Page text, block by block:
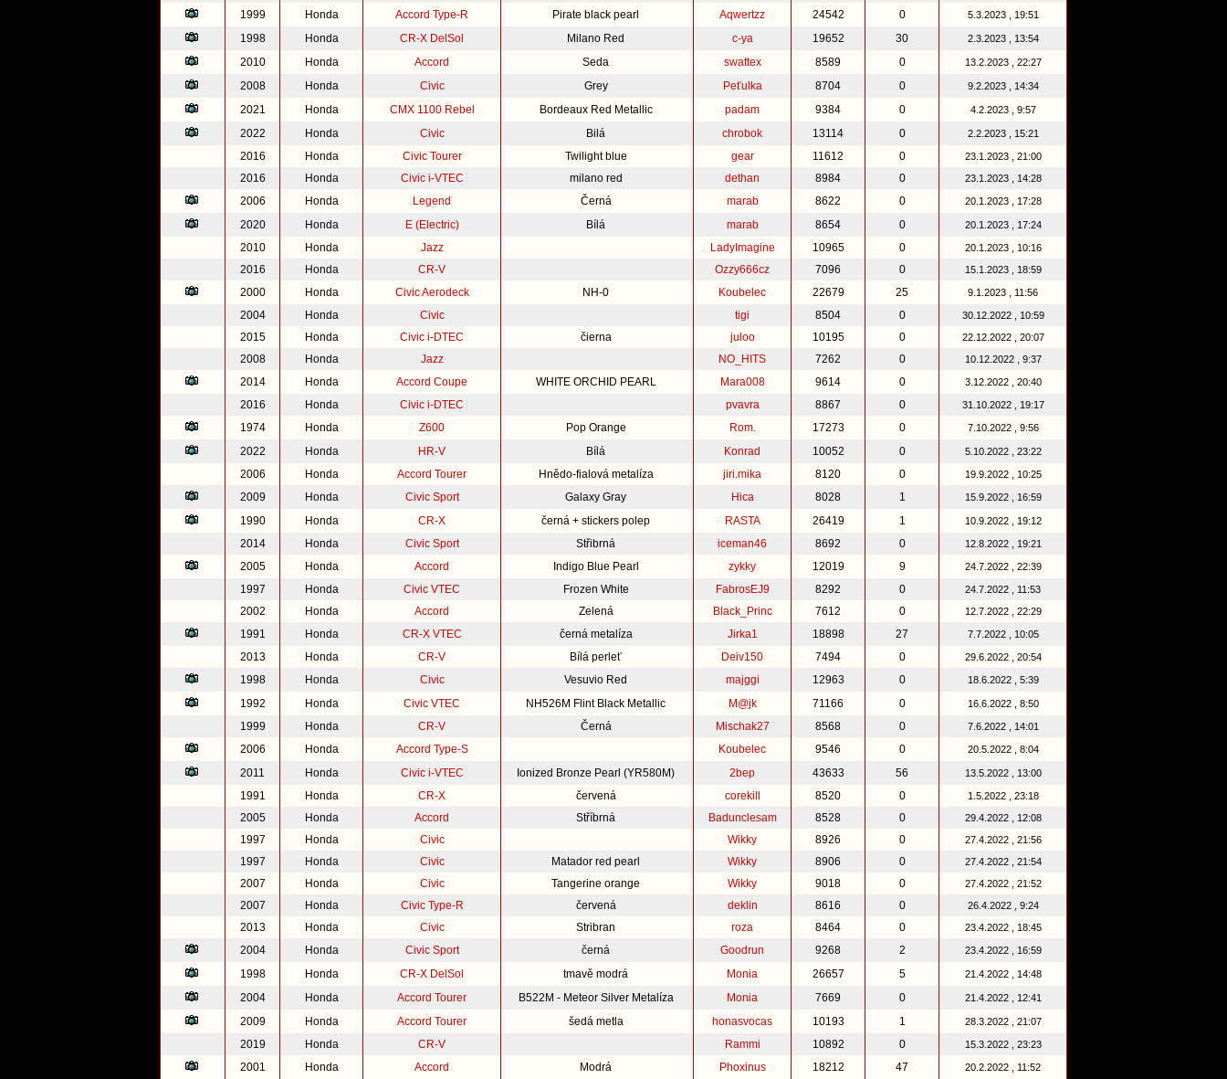
1999 Honda Accord Type-R Pirate black pearl Aqwertzz 24542 0 5.3.2023 , 19:51
1998 Honda CR-X DelSol Milano Red c-ya 19652 30 2.3.2023 , 13:54
2010 Honda Accord Seda swattex 8589 0 13.2.2023 , 22:27
2008 Honda Civic Grey Peťulka 8704 0 9.2.2023 , 14:34
2021 Honda CMX 1100 Rebel Bordeaux Red Metallic padam 9384 0 4.2.2023 , 9:57
2022 Honda Civic Bilá chrobok 13114 0 2.2.2023 , 15:21
2016 Honda Civic Tourer Twilight blue gear 11612 0 23.1.2023 , 21:00
2016 Honda Civic i-VTEC milano red dethan 8984 0 23.1.2023 , 14:28
2006 Honda Legend Černá marab 8622 0 20.1.2023 , 17:28
2020 Honda E (Electric) Bílá marab 8654 0 20.1.2023 , 17:24
2010 Honda Jazz LadyImagine 10965 0 20.1.2023 , 10:16
2016 Honda CR-V Ozzy666cz 7096 0 15.1.2023 , 18:59
2000 Honda Civic Aerodeck NH-0 Koubelec 22679 25 9.1.2023 , 11:56
2004 Honda Civic tigi 8504 0 30.12.2022 , 10:59
2015 Honda Civic i-DTEC čierna juloo 10195 0 22.12.2022 , 20:07
2008 Honda Jazz NO_HITS 7262 0 10.12.2022 , 9:37
2014 Honda Accord Coupe WHITE ORCHID PEARL Mara008 9614 0 3.12.2022 , 20:40
2016 Honda Civic i-DTEC pvavra 8867 0 31.10.2022 , 19:17
1974 Honda Z600 Pop Orange Rom. 17273 0 7.10.2022 , 9:56
2022 Honda HR-V Bílá Konrad 10052 0 5.10.2022 , 23:22
2006 Honda Accord Tourer Hnědo-fialová metalíza jiri.mika 8120 0 19.9.2022 , 10:25
2009 Honda Civic Sport Galaxy Gray Hica 8028 1 15.9.2022 , 16:59
1990 Honda CR-X černá + stickers polep RASTA 26419 1 10.9.2022 , 19:12
2014 Honda Civic Sport Střibrná iceman46 8692 0 12.8.2022 , 19:21
2005 Honda Accord Indigo Blue Pearl zykky 12019 9 24.7.2022 , 22:39
1997 Honda Civic VTEC Frozen White FabrosEJ9 8292 0 24.7.2022 , 11:53
2002 Honda Accord Zelená Black_Princ 7612 0 12.7.2022 , 22:29
1991 Honda CR-X VTEC černá metalíza Jirka1 18898 27 7.7.2022 , 10:05
2013 Honda CR-V Bílá perleť Deiv150 7494 0 29.6.2022 , 20:54
1998 Honda Civic Vesuvio Red majggi 12963 0 18.6.2022 , 5:39
1992 Honda Civic VTEC NH526M Flint Black Metallic M@jk 71166 0 16.6.2022 , 8:50
1999 Honda CR-V Černá Mischak27 8568 0 7.6.2022 , 14:01
2006 Honda Accord Type-S Koubelec 9546 0 20.5.2022 , 8:04
2011 Honda Civic i-VTEC Ionized Bronze Pearl (YR580M) 2bep 43633 56 13.5.2022 , 13:00
1991 Honda CR-X červená corekill 8520 0 1.5.2022 , 23:18
2005 Honda Accord Stříbrná Badunclesam 8528 0 29.4.2022 , 12:08
1997 Honda Civic Wikky 8926 0 27.4.2022 , 21:56
1997 Honda Civic Matador red pearl Wikky 8906 0 27.4.2022 , 21:54
2007 Honda Civic Tangerine orange Wikky 9018 0 27.4.2022 , 21:52
2007 Honda Civic Type-R červená deklin 8616 0 26.4.2022 , 9:24
2013 Honda Civic Stribran roza 8464 0 23.4.2022 , 18:45
2004 Honda Civic Sport černá Goodrun 9268 2 23.4.2022 , 16:59
1998 Honda CR-X DelSol tmavě modrá Monia 26657 5 21.4.2022 , 14:48
2004 Honda Accord Tourer B522M - Meteor Silver Metalíza Monia 7669 0 21.4.2022 , 12:41
2009 Honda Accord Tourer šedá metla honasvocas 10193 1 28.3.2022 , 21:07
2019 Honda CR-V Rammi 10892 0 15.3.2022 , 23:23
2001 Honda Accord Modrá Phoxinus 18212 47 20.2.2022 , 11:52